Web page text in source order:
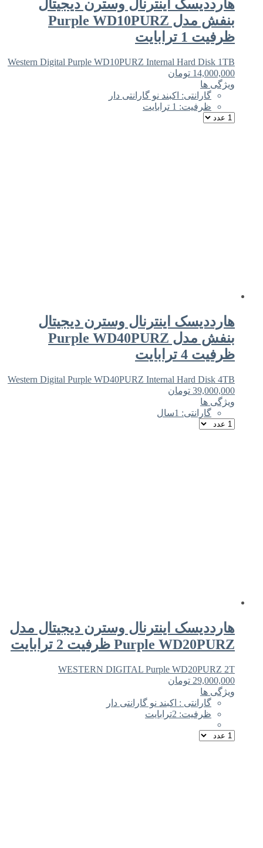
هارددیسک اینترنال وسترن دیجیتال
بنفش مدل Purple WD10PURZ
ظرفیت 1 ترابایت
Western Digital Purple WD10PURZ Internal Hard Disk 1TB
14,000,000 تومان
ویژگی ها
گارانتی: اکبند نو گارانتی دار
ظرفیت: 1 ترابایت
هارددیسک اینترنال وسترن دیجیتال
بنفش مدل Purple WD40PURZ
ظرفیت 4 ترابایت
Western Digital Purple WD40PURZ Internal Hard Disk 4TB
39,000,000 تومان
ویژگی ها
گارانتی: 1سال
هارددیسک اینترنال وسترن دیجیتال مدل
Purple WD20PURZ ظرفیت 2 ترابایت
WESTERN DIGITAL Purple WD20PURZ 2T
29,000,000 تومان
ویژگی ها
گارانتی : اکبند نو گارانتی دار
ظرفیت: 2ترابایت